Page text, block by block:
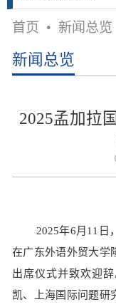
首页 • 新闻总览
新闻总览
2025孟加拉
2025年6月 11 日
在广东外语外贸大学
出席仪式并致欢迎
凯、上海国际问题研